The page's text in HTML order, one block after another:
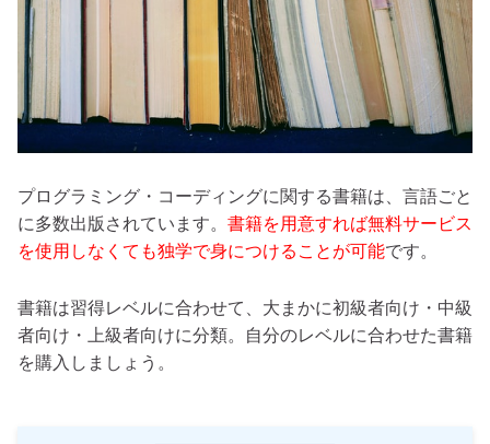
プログラミング・コーディングに関する書籍は、言語ごと
に多数出版されています。 書籍を用意すれば無料サービス
を使用しなくても独学で身につけることが可能です。
書籍は習得レベルに合わせて、大まかに初級者向け・中級
者向け・上級者向けに分類。自分のレベルに合わせた書籍
を購入しましょう。